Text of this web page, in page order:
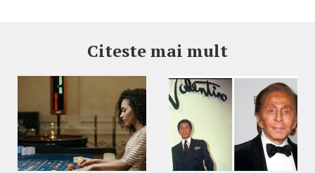
Citeste mai mult